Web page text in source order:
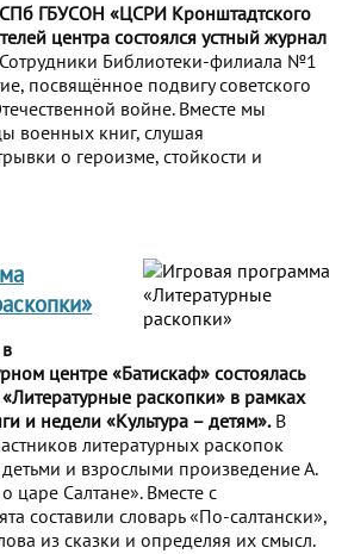
ГБУСОН «ЦСРИ Кронштадтского
центра состоялся устный журнал
Сотрудники Библиотеки-филиала №1
посвящённое подвигу советского
войне. Вместе мы
военных книг, слушая
о героизме, стойкости и
центре «Батискаф» состоялась
раскопки» в рамках
и недели «Культура – детям».В
литературных раскопок
и взрослыми произведение А.
царе Салтане». Вместе с
составили словарь «По-салтански»,
из сказки и определяя их смысл.